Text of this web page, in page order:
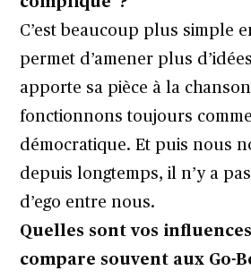
C’est beaucoup plus simple
permet d’amener plus
apporte sa pièce à la
fonctionnons toujours comme
démocratique. Et puis nous
depuis longtemps, il n’y a
d’ego entre nous.
Quelles sont vos
compare souvent aux Go-